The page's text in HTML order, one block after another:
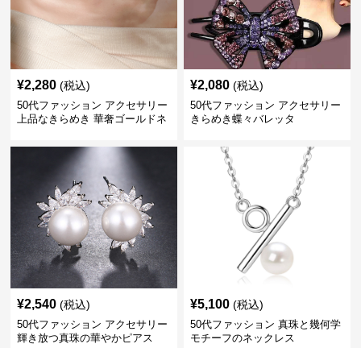
¥2,280 (税込)
50代ファッション アクセサリー
上品なきらめき 華奢ゴールドネ
¥2,080 (税込)
50代ファッション アクセサリー
きらめき蝶々バレッタ
¥2,540 (税込)
50代ファッション アクセサリー
輝き放つ真珠の華やかピアス
¥5,100 (税込)
50代ファッション 真珠と幾何学
モチーフのネックレス